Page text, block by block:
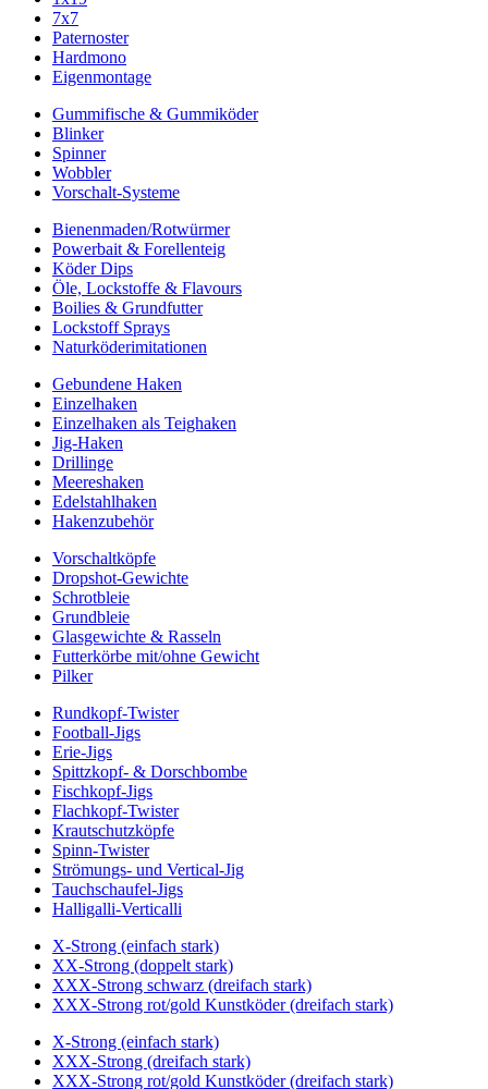
7x7
Paternoster
Hardmono
Eigenmontage
Gummifische & Gummiköder
Blinker
Spinner
Wobbler
Vorschalt-Systeme
Bienenmaden/Rotwürmer
Powerbait & Forellenteig
Köder Dips
Öle, Lockstoffe & Flavours
Boilies & Grundfutter
Lockstoff Sprays
Naturköderimitationen
Gebundene Haken
Einzelhaken
Einzelhaken als Teighaken
Jig-Haken
Drillinge
Meereshaken
Edelstahlhaken
Hakenzubehör
Vorschaltköpfe
Dropshot-Gewichte
Schrotbleie
Grundbleie
Glasgewichte & Rasseln
Futterkörbe mit/ohne Gewicht
Pilker
Rundkopf-Twister
Football-Jigs
Erie-Jigs
Spittzkopf- & Dorschbombe
Fischkopf-Jigs
Flachkopf-Twister
Krautschutzköpfe
Spinn-Twister
Strömungs- und Vertical-Jig
Tauchschaufel-Jigs
Halligalli-Verticalli
X-Strong (einfach stark)
XX-Strong (doppelt stark)
XXX-Strong schwarz (dreifach stark)
XXX-Strong rot/gold Kunstköder (dreifach stark)
X-Strong (einfach stark)
XXX-Strong (dreifach stark)
XXX-Strong rot/gold Kunstköder (dreifach stark)